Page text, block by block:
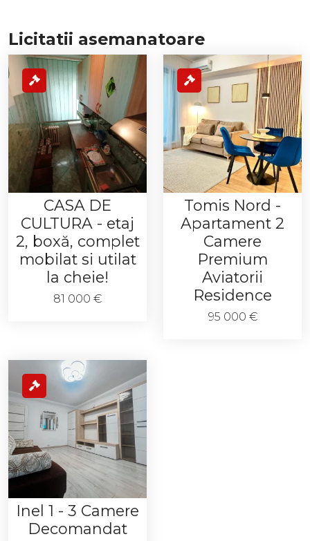
Licitatii asemanatoare
CASA DE
CULTURA - etaj
2, boxă, complet
mobilat si utilat
la cheie!
81 000 €
Tomis Nord -
Apartament 2
Camere
Premium
Aviatorii
Residence
95 000 €
Inel 1 - 3 Camere
Decomandat